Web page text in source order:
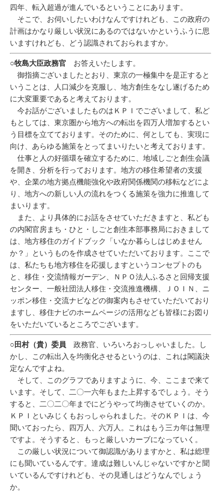
四年、転入超過が進んでいるということにあります。
そこで、お伺いしたいわけなんですけれども、この政府の
計画はかなり厳しい状況にあるのではないかというふうに思
いますけれども、どう認識されておられますか。
○牧島大臣政務官 お答えいたします。
御指摘ございましたとおり、東京の一極集中を是正すると
いうことは、人口減少を克服し、地方創生をなし遂げるため
に大変重要であると考えております。
今お話がございましたものはＫＰＩでございまして、私ど
もとしては、東京圏から地方への転出を四万人増加するとい
う目標を立てております。そのために、何としても、実現に
向け、あらゆる施策をとってまいりたいと考えております。
仕事と人の好循環を確立するために、地域しごと創生会議
を開き、分析を行っております。地方の移住希望者の支援
や、企業の地方拠点機能強化や政府関係機関の移転などによ
り、地方への新しい人の流れをつくる施策を強力に推進して
まいります。
また、より具体的にお話をさせていただきますと、私ども
の内閣官房まち・ひと・しごと創生本部事務局におきまして
は、地方移住のガイドブック「いなか暮らしはじめません
か？」というものを作成させていただいております。ここで
は、私たちも地方移住を応援しますというコンセプトのも
と、移住・交流情報ガーデン、ＮＰＯ法人ふるさと回帰支援
センター、一般社団法人移住・交流推進機構、ＪＯＩＮ、ニ
ッポン移住・交流ナビなどの御案内もさせていただいており
ますし、移住ナビのホームページの活用なども皆様にお図り
をいただいているところでございます。
○田村（貴）委員 政務官、いろいろおっしゃいました。し
かし、この転出入を均衡化させるというのは、これは閣議決
定なんですよね。
そして、このグラフでありますように、今、ここまで来て
います。そして、二〇一六年もまた上昇するでしょう。そう
すると、二〇二〇年までにどうやって均衡させていくのか。
ＫＰＩといみじくもおっしゃられました。そのＫＰＩは、今
聞いておったら、四万人、六万人。これはもう三カ年は無理
ですよ。そうすると、もっと厳しいカーブになっていく。
この厳しい状況について御認識がありますかと、私は総理
にも聞いているんです。達成は難しいんじゃないですかと聞
いているんですけれども、その見通しはどうなんでしょう
か。